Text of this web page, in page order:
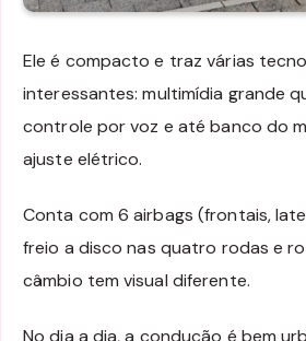
Ele é compacto e traz várias
interessantes: multimídia grande
controle por voz e até banco do
ajuste elétrico.
Conta com 6 airbags (frontais,
freio a disco nas quatro rodas e
câmbio tem visual diferente.
No dia a dia, a condução é bem